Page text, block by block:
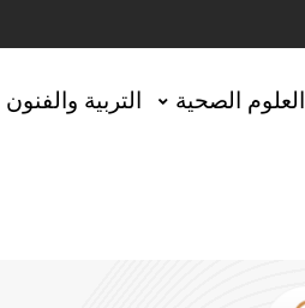
العلوم الصحية التربية والفنون